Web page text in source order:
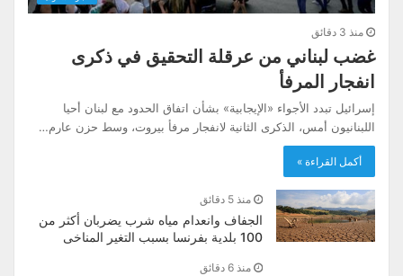
منذ 3 دقائق
غضب لبناني من عرقلة التحقيق في ذكرى
انفجار المرفأ
إسرائيل تبدد الأجواء «الإيجابية» بشأن اتفاق الحدود مع لبنان أحيا
اللبنانيون أمس، الذكرى الثانية لانفجار مرفأ بيروت، وسط حزن عارم…
أكمل القراءة »
منذ 5 دقائق
الجفاف وانعدام مياه شرب يضربان أكثر من
100 بلدية بفرنسا بسبب التغير المناخى
منذ 6 دقائق